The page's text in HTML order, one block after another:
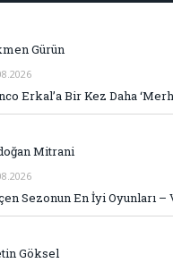
Gürün
Erkal’a Bir Kez Daha
Mitrani
Sezonun En İyi Oyunları –
Göksel